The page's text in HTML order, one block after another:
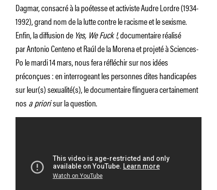
Dagmar, consacré à la poétesse et activiste Audre Lordre (1934-
1992), grand nom de la lutte contre le racisme et le sexisme.
Enfin, la diffusion de Yes, We Fuck !, documentaire réalisé
par Antonio Centeno et Raúl de la Morena et projeté à Sciences-
Po le mardi 14 mars, nous fera réfléchir sur nos idées
préconçues : en interrogeant les personnes dites handicapées
sur leur(s) sexualité(s), le documentaire flinguera certainement
nosa priorisur la question.